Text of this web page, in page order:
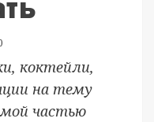
коктейли,
на тему
частью